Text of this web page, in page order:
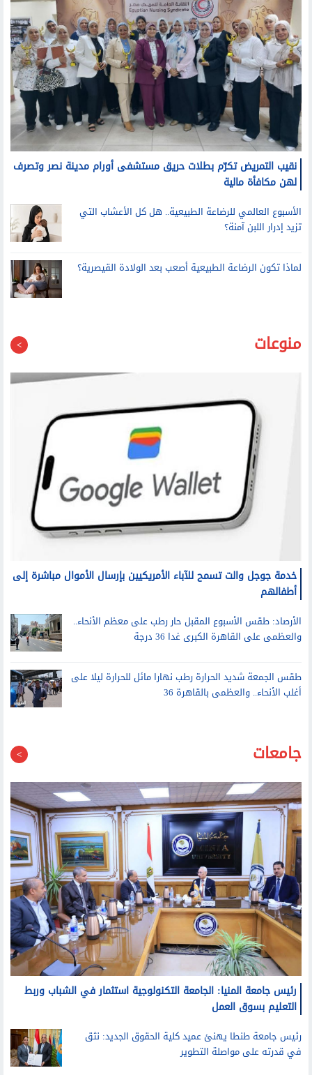
نقيب التمريض تكرّم بطلات حريق مستشفى أورام مدينة نصر وتصرف
لهن مكافأة مالية
تزيد إدرار اللبن آمنة؟
منوعات
خدمة جوجل والت تسمح للآباء الأمريكيين بإرسال الأموال مباشرة إلى
أطفالهم
والعظمى على القاهرة الكبرى غدا 36 درجة
أغلب الأنحاء.. والعظمى بالقاهرة 36
جامعات
رئيس جامعة المنيا: الجامعة التكنولوجية استثمار في الشباب وربط
التعليم بسوق العمل
في قدرته على مواصلة التطوير